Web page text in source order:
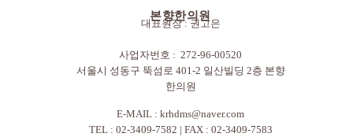
본향한의원
대표원장 : 권고은
사업자번호 : 272-96-00520
서울시 성동구 뚝섬로 401-2 일산빌딩 2층 본향
한의원
E-MAIL : krhdms@naver.com
TEL : 02-3409-7582 | FAX : 02-3409-7583